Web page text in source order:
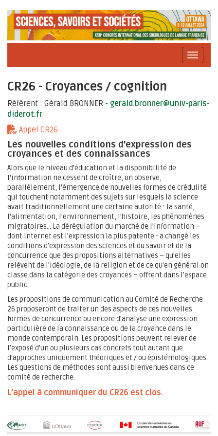
CR26 - Croyances / cognition
Référent : Gérald BRONNER - gerald.bronner@univ-paris-
diderot.fr
Appel CR26
Les nouvelles conditions d’expression des
croyances et des connaissances
Alors que le niveau d'éducation et la disponibilité de
l'information ne cessent de croître, on observe,
parallèlement, l'émergence de nouvelles formes de crédulité
qui touchent notamment des sujets sur lesquels la science
avait traditionnellement une certaine autorité : la santé,
l'alimentation, l'environnement, l’histoire, les phénomènes
migratoires… La dérégulation du marché de l’information –
dont Internet est l’expression la plus patente - a changé les
conditions d’expression des sciences et du savoir et de la
concurrence que des propositions alternatives – qu’elles
relèvent de l’idéologie, de la religion et de ce qu’en général on
classe dans la catégorie des croyances – offrent dans l’espace
public.
Les propositions de communication au Comité de Recherche
26 proposeront de traiter un des aspects de ces nouvelles
formes de concurrence ou encore d'analyse une expression
particulière de la connaissance ou de la croyance dans le
monde contemporain. Les propositions peuvent relever de
l’exposé d’un ou plusieurs cas concrets tout autant que
d’approches uniquement théoriques et / ou épistémologiques.
Les questions de méthodes sont aussi bienvenues dans ce
comité de recherche.
L'appel à communiquer du CR26 est clos.